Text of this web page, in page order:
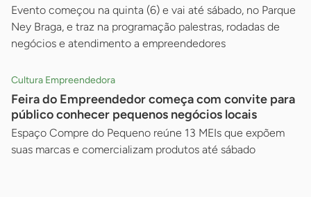
Evento começou na quinta (6) e vai até sábado, no Parque
Ney Braga, e traz na programação palestras, rodadas de
negócios e atendimento a empreendedores
Cultura Empreendedora
Feira do Empreendedor começa com convite para
público conhecer pequenos negócios locais
Espaço Compre do Pequeno reúne 13 MEIs que expõem
suas marcas e comercializam produtos até sábado